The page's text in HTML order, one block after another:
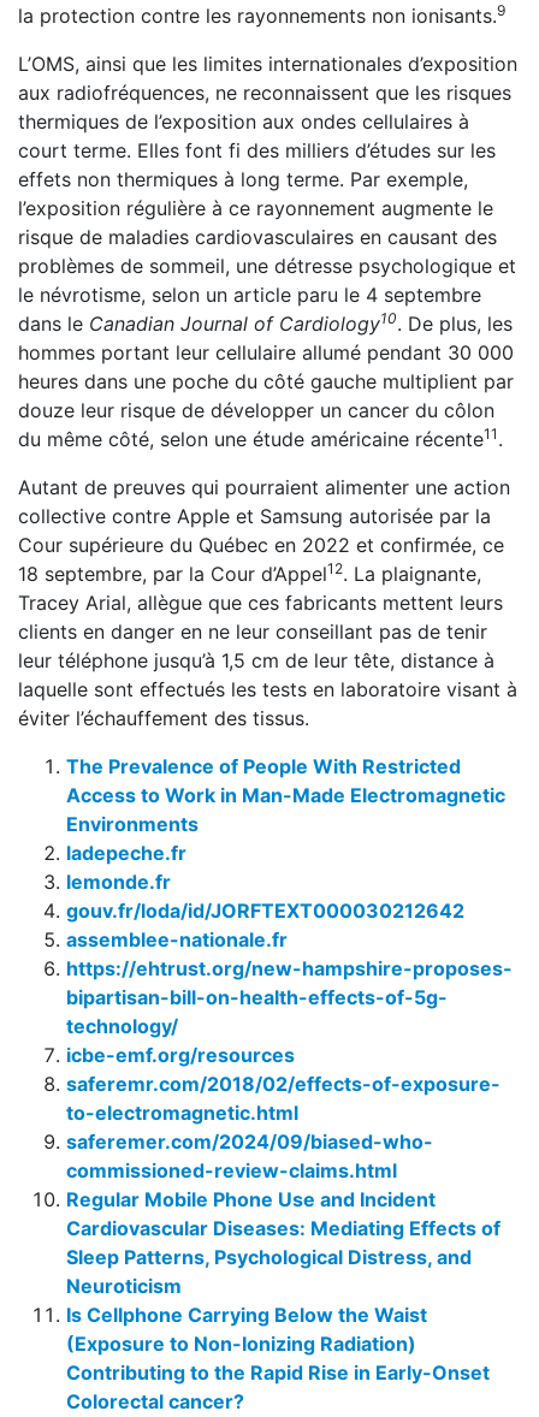
la protection contre les rayonnements non ionisants.9
L’OMS, ainsi que les limites internationales d’exposition
aux radiofréquences, ne reconnaissent que les risques
thermiques de l’exposition aux ondes cellulaires à
court terme. Elles font fi des milliers d’études sur les
effets non thermiques à long terme. Par exemple,
l’exposition régulière à ce rayonnement augmente le
risque de maladies cardiovasculaires en causant des
problèmes de sommeil, une détresse psychologique et
le névrotisme, selon un article paru le 4 septembre
dans le Canadian Journal of Cardiology10. De plus, les
hommes portant leur cellulaire allumé pendant 30 000
heures dans une poche du côté gauche multiplient par
douze leur risque de développer un cancer du côlon
du même côté, selon une étude américaine récente11 .
Autant de preuves qui pourraient alimenter une action
collective contre Apple et Samsung autorisée par la
Cour supérieure du Québec en 2022 et confirmée, ce
18 septembre, par la Cour d’Appel12. La plaignante,
Tracey Arial, allègue que ces fabricants mettent leurs
clients en danger en ne leur conseillant pas de tenir
leur téléphone jusqu’à 1,5 cm de leur tête, distance à
laquelle sont effectués les tests en laboratoire visant à
éviter l’échauffement des tissus.
The Prevalence of People With Restricted
Access to Work in Man-Made Electromagnetic
Environments
ladepeche.fr
lemonde.fr
gouv.fr/loda/id/JORFTEXT000030212642
assemblee-nationale.fr
https://ehtrust.org/new-hampshire-proposes-
bipartisan-bill-on-health-effects-of-5g-
technology/
icbe-emf.org/resources
saferemr.com/2018/02/effects-of-exposure-
to-electromagnetic.html
saferemer.com/2024/09/biased-who-
commissioned-review-claims.html
Regular Mobile Phone Use and Incident
Cardiovascular Diseases: Mediating Effects of
Sleep Patterns, Psychological Distress, and
Neuroticism
Is Cellphone Carrying Below the Waist
(Exposure to Non-Ionizing Radiation)
Contributing to the Rapid Rise in Early-Onset
Colorectal cancer?